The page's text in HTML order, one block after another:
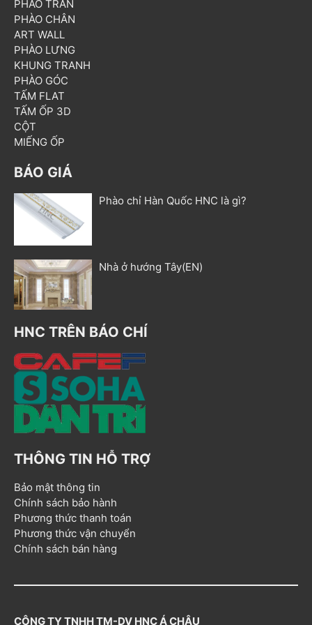
PHÀO TRẦN
PHÀO CHÂN
ART WALL
PHÀO LƯNG
KHUNG TRANH
PHÀO GÓC
TẤM FLAT
TẤM ỐP 3D
CỘT
MIẾNG ỐP
BÁO GIÁ
Phào chỉ Hàn Quốc HNC là gì?
Nhà ở hướng Tây(EN)
HNC TRÊN BÁO CHÍ
THÔNG TIN HỖ TRỢ
Bảo mật thông tin
Chính sách bảo hành
Phương thức thanh toán
Phương thức vận chuyển
Chính sách bán hàng
CÔNG TY TNHH TM-DV HNC Á CHÂU